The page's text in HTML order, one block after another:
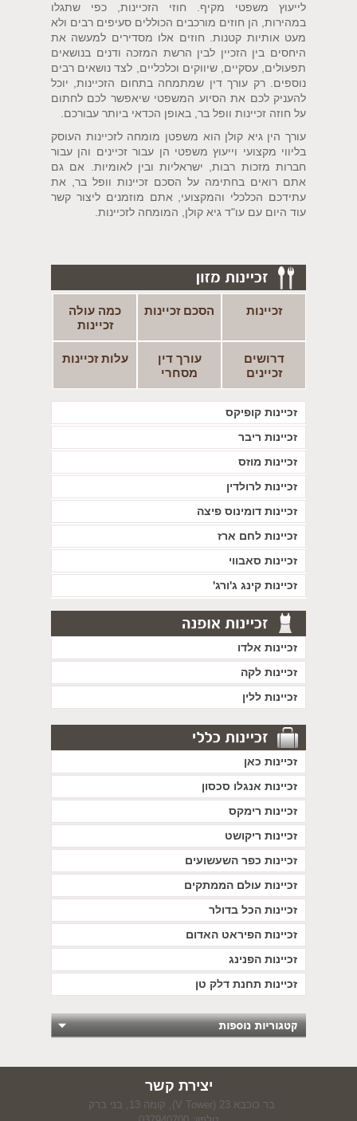
לייעוץ משפטי מקיף. חוזי הזכיינות, כפי שתגלו
במהירות, הן חוזים מורכבים הכוללים סעיפים רבים ולא
מעט אותיות קטנות. חוזים אלו מסדירים למעשה את
היחסים בין הזכיין לבין הרשת המזכה ודנים בנושאים
תפעולים, עסקיים, שיווקים וכלכליים, לצד נושאים רבים
נוספים. רק עורך דין שמתמחה בתחום הזכיינות, יוכל
להעניק לכם את הסיוע המשפטי שיאפשר לכם לחתום
על חוזה זכיינות וופל בר, באופן הכדאי ביותר עבורכם.
עורך הין גיא קולן הוא משפטן מומחה לזכיינות העוסק
בליווי מקצועי וייעוץ משפטי הן עבור זכיינים והן עבור
חברות מזכות רבות, ישראליות ובין לאומיות. אם גם
אתם רואים בחתימה על הסכם זכיינות וופל בר, את
עתידכם הכלכלי והמקצועי, אתם מוזמנים ליצור קשר
עוד היום עם עו"ד גיא קולן, המומחה לזכיינות.
זכיינות הסכם זכיינות
כמה עולה
זכיינות
דרושים
זכיינים
עורך דין
מסחרי
עלות זכיינות
זכיינות קופיקס
זכיינות ריבר
זכיינות מוזס
זכיינות לרולדין
זכיינות דומינוס פיצה
זכיינות לחם ארז
זכיינות סאבווי
זכיינות קינג ג'ורג'
זכיינות אלדו
זכיינות לקה
זכיינות ללין
זכיינות כאן
זכיינות אנגלו סכסון
זכיינות רימקס
זכיינות ריקושט
זכיינות כפר השעשועים
זכיינות עולם הממתקים
זכיינות הכל בדולר
זכיינות הפיראט האדום
זכיינות הפנינג
זכיינות תחנת דלק טן
יצירת קשר
בר כוכבא 23 (V Tower), קומה 13, בני ברק